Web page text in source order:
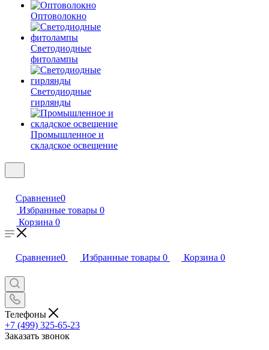
Оптоволокно
Светодиодные
фитолампы
Светодиодные
гирлянды
Промышленное и
складское освещение
Сравнение0
Избранные товары 0
Корзина 0
Сравнение0 Избранные товары 0 Корзина 0
Телефоны
+7 (499) 325-65-23
Заказать звонок